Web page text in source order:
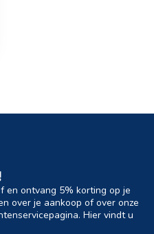
en ontvang 5% korting op je
over je aankoop of over onze
Hier vindt u